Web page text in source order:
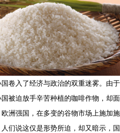
卷入了经济与政治的双重迷雾。由于
被迫放手辛苦种植的咖啡作物，却面
洲强国，在多变的谷物市场上施加施
们说这仅是形势所迫，却又暗示，国